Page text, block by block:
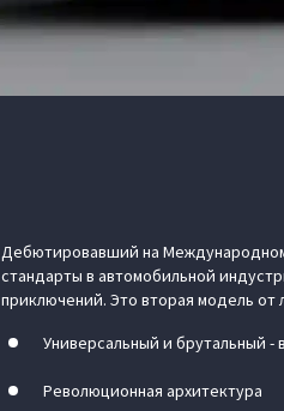
Дебютировавший на Международном
стандарты в автомобильной
приключений. Это вторая модель от
Универсальный и брутальный
Революционная архитектура